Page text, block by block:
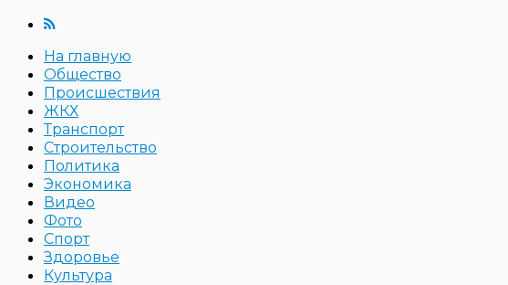
На главную
Общество
Происшествия
ЖКХ
Транспорт
Строительство
Политика
Экономика
Видео
Фото
Спорт
Здоровье
Культура